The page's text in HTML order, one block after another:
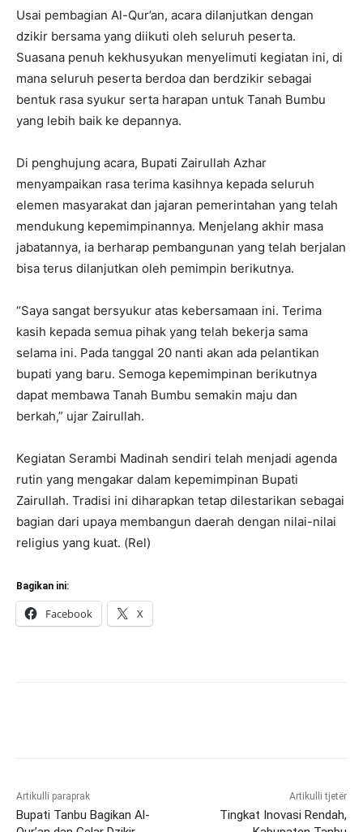
Usai pembagian Al-Qur’an, acara dilanjutkan dengan
dzikir bersama yang diikuti oleh seluruh peserta.
Suasana penuh kekhusyukan menyelimuti kegiatan ini, di
mana seluruh peserta berdoa dan berdzikir sebagai
bentuk rasa syukur serta harapan untuk Tanah Bumbu
yang lebih baik ke depannya.
Di penghujung acara, Bupati Zairullah Azhar
menyampaikan rasa terima kasihnya kepada seluruh
elemen masyarakat dan jajaran pemerintahan yang telah
mendukung kepemimpinannya. Menjelang akhir masa
jabatannya, ia berharap pembangunan yang telah berjalan
bisa terus dilanjutkan oleh pemimpin berikutnya.
“Saya sangat bersyukur atas kebersamaan ini. Terima
kasih kepada semua pihak yang telah bekerja sama
selama ini. Pada tanggal 20 nanti akan ada pelantikan
bupati yang baru. Semoga kepemimpinan berikutnya
dapat membawa Tanah Bumbu semakin maju dan
berkah,” ujar Zairullah.
Kegiatan Serambi Madinah sendiri telah menjadi agenda
rutin yang mengakar dalam kepemimpinan Bupati
Zairullah. Tradisi ini diharapkan tetap dilestarikan sebagai
bagian dari upaya membangun daerah dengan nilai-nilai
religius yang kuat. (Rel)
Bagikan ini:
Facebook X
Artikulli paraprak
Bupati Tanbu Bagikan Al-
Artikulli tjetër
Tingkat Inovasi Rendah,